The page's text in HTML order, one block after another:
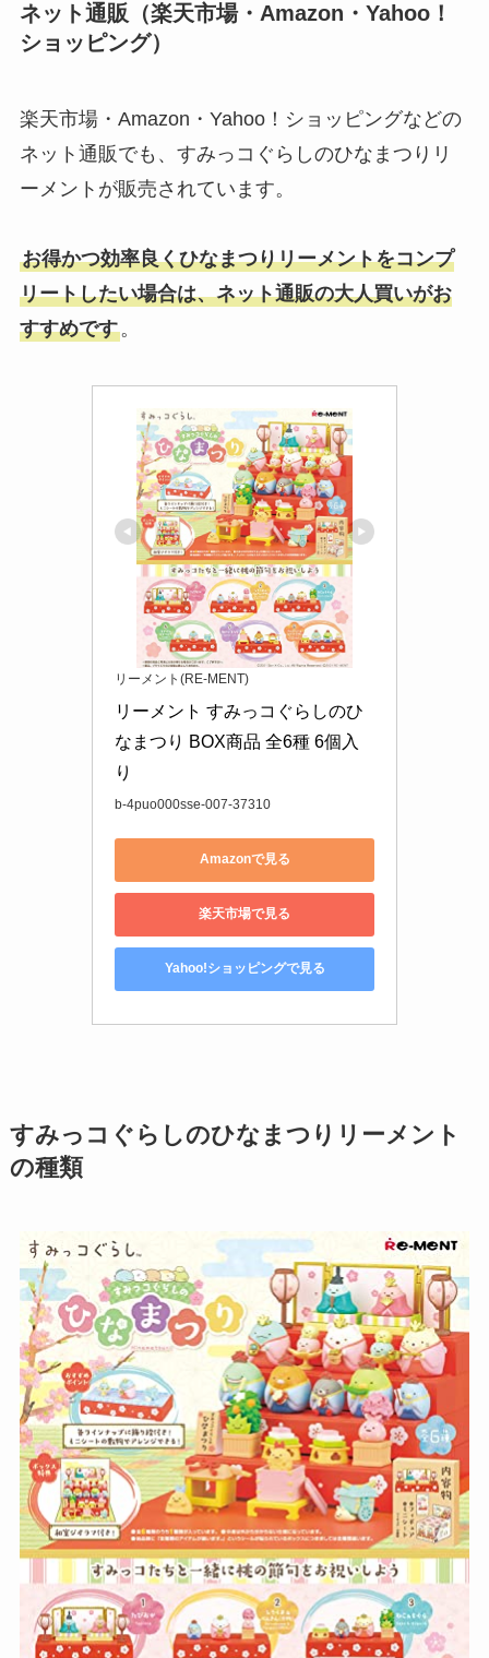
ネット通販（楽天市場・Amazon・Yahoo！
ショッピング）
楽天市場・Amazon・Yahoo！ショッピングなどの
ネット通販でも、すみっコぐらしのひなまつりリ
ーメントが販売されています。
お得かつ効率良くひなまつりリーメントをコンプ
リートしたい場合は、ネット通販の大人買いがお
すすめです。
リーメント(RE-MENT)
リーメント すみっコぐらしのひ
なまつり BOX商品 全6種 6個入
り
b-4puo000sse-007-37310
Amazonで見る
楽天市場で見る
Yahoo!ショッピングで見る
すみっコぐらしのひなまつりリーメント
の種類